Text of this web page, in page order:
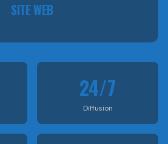
SITE WEB
24/7
Diffusion